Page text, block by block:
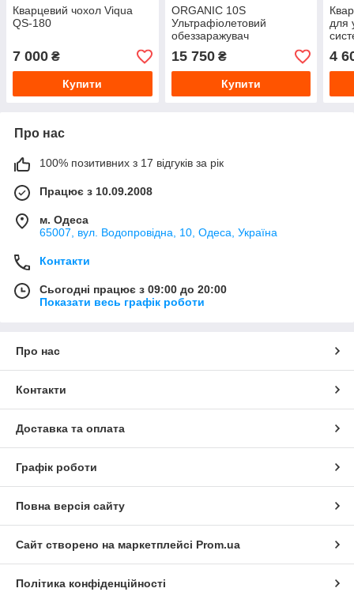
Кварцевий чохол Viqua
QS-180
7 000 ₴
Купити
ORGANIC 10S
Ультрафіолетовий
обеззаражувач
15 750₴
Купити
для
4
Про нас
100% позитивних з 17 відгуків за рік
Працює з 10.09.2008
м. Одеса
65007, вул. Водопровідна, 10, Одеса, Україна
Контакти
Сьогодні працює з 09:00 до 20:00
Показати весь графік роботи
Про нас
Контакти
Доставка та оплата
Графік роботи
Повна версія сайту
Сайт створено на маркетплейсі Prom.ua
Політика конфіденційності